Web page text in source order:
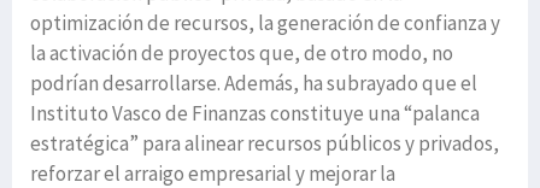
optimización de recursos, la generación de confianza y
la activación de proyectos que, de otro modo, no
podrían desarrollarse. Además, ha subrayado que el
Instituto Vasco de Finanzas constituye una “palanca
estratégica” para alinear recursos públicos y privados,
reforzar el arraigo empresarial y mejorar la